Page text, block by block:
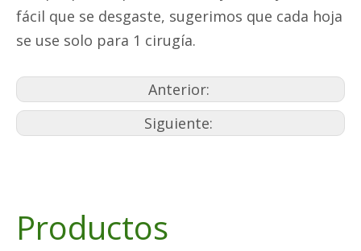
fácil que se desgaste, sugerimos que cada hoja
se use solo para 1 cirugía.
Anterior:
Siguiente:
Productos